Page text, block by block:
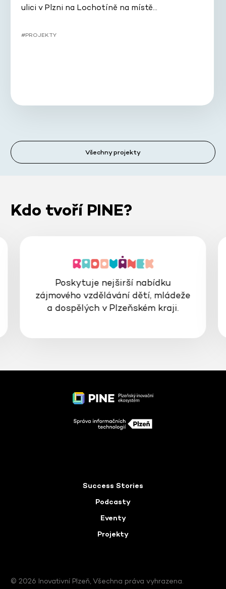
ulici v Plzni na Lochotíně na místě…
#PROJEKTY
Všechny projekty
Kdo tvoří PINE?
Poskytuje nejširší nabídku
zájmového vzdělávání dětí, mládeže
a dospělých v Plzeňském kraji.
Success Stories
Podcasty
Eventy
Projekty
© 2026 Inovativní Plzeň, Všechna práva vyhrazena.